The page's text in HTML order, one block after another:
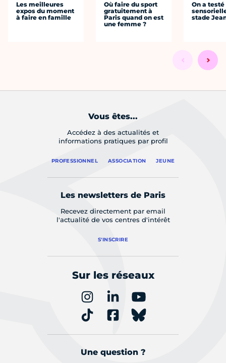
Les meilleures
expos du moment
à faire en famille
Où faire du sport
gratuitement à
Paris quand on est
une femme ?
On a
stade
Vous êtes...
Accédez à des actualités et
informations pratiques par profil
PROFESSIONNEL ASSOCIATION JEUNE
Les newsletters de Paris
Recevez directement par email
l'actualité de vos centres d'intérêt
S'INSCRIRE
Sur les réseaux
Une question ?